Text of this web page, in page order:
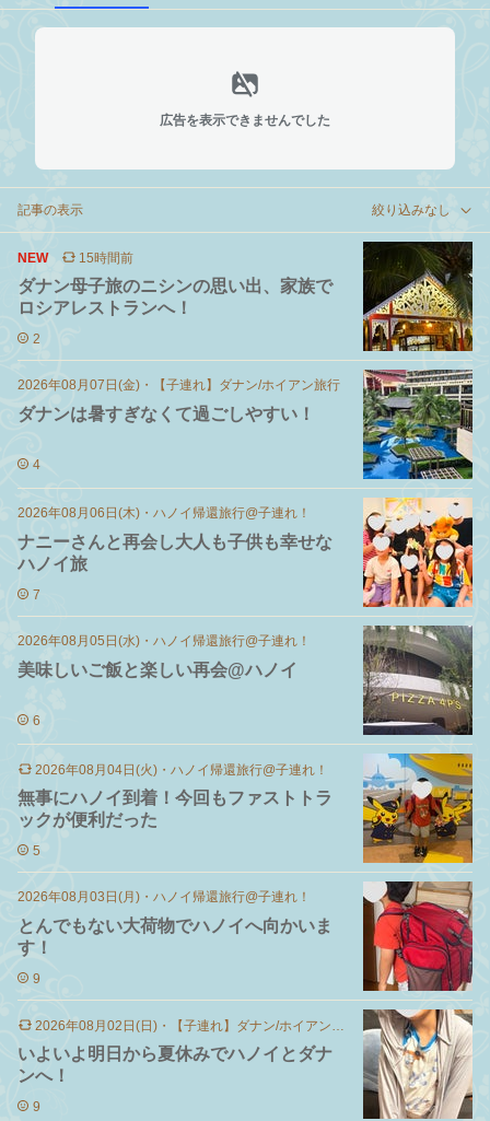
広告を表示できませんでした
記事の表示 絞り込みなし
NEW 15時間前
ダナン母子旅のニシンの思い出、家族で
ロシアレストランへ！
2
2026年08月07日(金) ・ 【子連れ】ダナン/ホイアン旅行
ダナンは暑すぎなくて過ごしやすい！
4
2026年08月06日(木) ・ ハノイ帰還旅行@子連れ！
ナニーさんと再会し大人も子供も幸せな
ハノイ旅
7
2026年08月05日(水) ・ ハノイ帰還旅行@子連れ！
美味しいご飯と楽しい再会@ハノイ
6
2026年08月04日(火) ・ ハノイ帰還旅行@子連れ！
無事にハノイ到着！今回もファストトラ
ックが便利だった
5
2026年08月03日(月) ・ ハノイ帰還旅行@子連れ！
とんでもない大荷物でハノイへ向かいま
す！
9
2026年08月02日(日) ・ 【子連れ】ダナン/ホイアン旅行
いよいよ明日から夏休みでハノイとダナ
ンへ！
9